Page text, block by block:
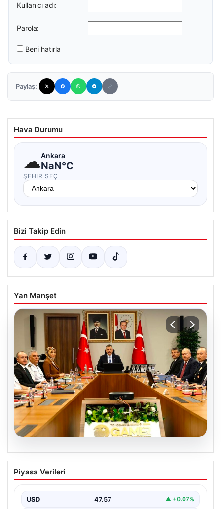
Kullanıcı adı:
Parola:
Beni hatırla
Paylaş:
Hava Durumu
☁Ankara
NaN°C
ŞEHIR SEÇ
Bizi Takip Edin
Yan Manşet
Organize Suç ve Kaçakçılıkla Mücadele
Toplantısı Gerçekleştirildi
kaçakçılık ve organize suçlarla mücadele konularını ele
almak…
Piyasa Verileri
USD 47.57 ▲ +0.07%